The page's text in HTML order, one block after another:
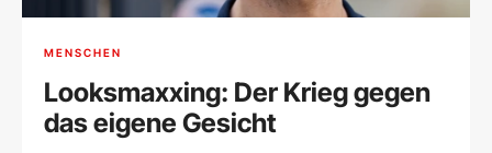
MENSCHEN
Looksmaxxing: Der Krieg gegen
das eigene Gesicht